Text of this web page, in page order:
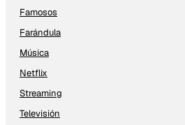
Famosos
Farándula
Música
Netflix
Streaming
Televisión